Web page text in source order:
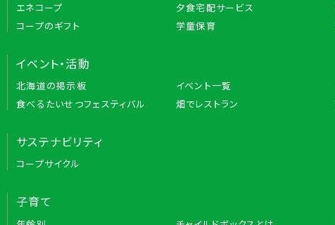
エネコープ
夕食宅配サービス
コープのギフト
学童保育
イベント・活動
北海道の掲示板 イベント一覧
食べるたいせつフェスティバル
畑でレストラン
サステナビリティ
コープサイクル
子育て